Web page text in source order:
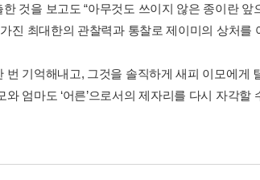
것을 보고도 “아무것도 쓰이지 않은 종이란 앞
진 최대한의 관찰력과 통찰로 제이미의 상처를
기억해내고, 그것을 솔직하게 새피 이모에게
엄마도 ‘어른’으로서의 제자리를 다시 자각할